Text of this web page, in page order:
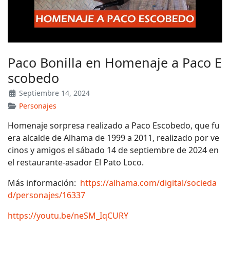
Paco Bonilla en Homenaje a Paco E
scobedo
Septiembre 14, 2024
Personajes
Homenaje sorpresa realizado a Paco Escobedo, que fu
era alcalde de Alhama de 1999 a 2011, realizado por ve
cinos y amigos el sábado 14 de septiembre de 2024 en
el restaurante-asador El Pato Loco.
Más información: https://alhama.com/digital/socieda
d/personajes/16337
https://youtu.be/neSM_IqCURY